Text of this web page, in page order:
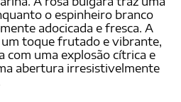
o espinheiro branco
adocicada e fresca. A
toque frutado e vibrante,
com uma explosão cítrica e
abertura irresistivelmente